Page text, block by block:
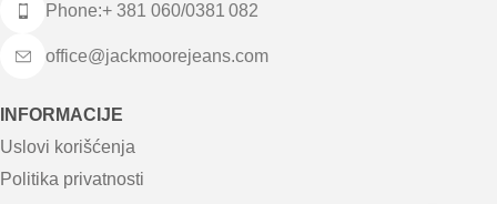
Phone:+ 381 060/0381 082
office@jackmoorejeans.com
INFORMACIJE
Uslovi korišćenja
Politika privatnosti